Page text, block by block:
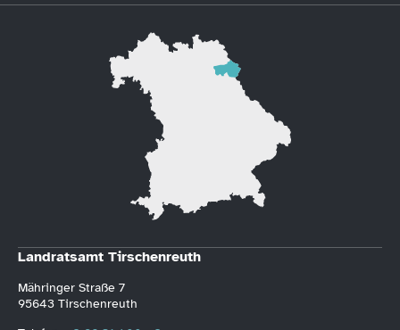
Landratsamt Tirschenreuth
Mähringer Straße 7
95643 Tirschenreuth